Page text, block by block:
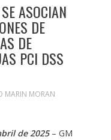
ASOCIAN
DE
DE
PCI DSS
MARIN MORAN
de 2025– GM